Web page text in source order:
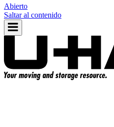
Abierto
Saltar al contenido